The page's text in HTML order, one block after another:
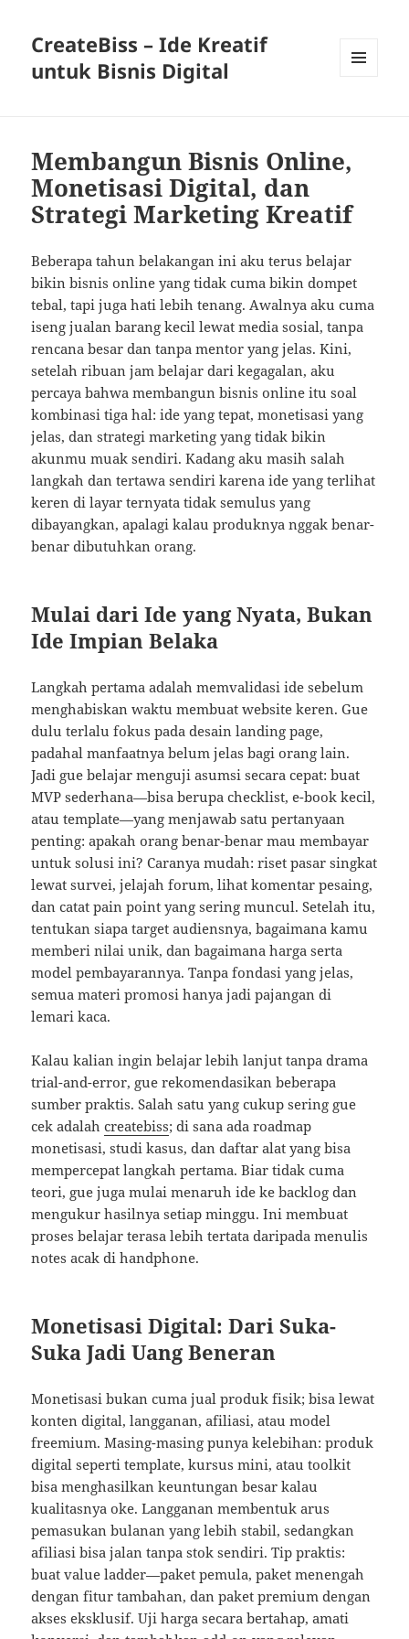
CreateBiss – Ide Kreatif
untuk Bisnis Digital
Membangun Bisnis Online,
Monetisasi Digital, dan
Strategi Marketing Kreatif
Beberapa tahun belakangan ini aku terus belajar
bikin bisnis online yang tidak cuma bikin dompet
tebal, tapi juga hati lebih tenang. Awalnya aku cuma
iseng jualan barang kecil lewat media sosial, tanpa
rencana besar dan tanpa mentor yang jelas. Kini,
setelah ribuan jam belajar dari kegagalan, aku
percaya bahwa membangun bisnis online itu soal
kombinasi tiga hal: ide yang tepat, monetisasi yang
jelas, dan strategi marketing yang tidak bikin
akunmu muak sendiri. Kadang aku masih salah
langkah dan tertawa sendiri karena ide yang terlihat
keren di layar ternyata tidak semulus yang
dibayangkan, apalagi kalau produknya nggak benar-
benar dibutuhkan orang.
Mulai dari Ide yang Nyata, Bukan
Ide Impian Belaka
Langkah pertama adalah memvalidasi ide sebelum
menghabiskan waktu membuat website keren. Gue
dulu terlalu fokus pada desain landing page,
padahal manfaatnya belum jelas bagi orang lain.
Jadi gue belajar menguji asumsi secara cepat: buat
MVP sederhana—bisa berupa checklist, e-book kecil,
atau template—yang menjawab satu pertanyaan
penting: apakah orang benar-benar mau membayar
untuk solusi ini? Caranya mudah: riset pasar singkat
lewat survei, jelajah forum, lihat komentar pesaing,
dan catat pain point yang sering muncul. Setelah itu,
tentukan siapa target audiensnya, bagaimana kamu
memberi nilai unik, dan bagaimana harga serta
model pembayarannya. Tanpa fondasi yang jelas,
semua materi promosi hanya jadi pajangan di
lemari kaca.
Kalau kalian ingin belajar lebih lanjut tanpa drama
trial-and-error, gue rekomendasikan beberapa
sumber praktis. Salah satu yang cukup sering gue
cek adalahcreatebiss; di sana ada roadmap
monetisasi, studi kasus, dan daftar alat yang bisa
mempercepat langkah pertama. Biar tidak cuma
teori, gue juga mulai menaruh ide ke backlog dan
mengukur hasilnya setiap minggu. Ini membuat
proses belajar terasa lebih tertata daripada menulis
notes acak di handphone.
Monetisasi Digital: Dari Suka-
Suka Jadi Uang Beneran
Monetisasi bukan cuma jual produk fisik; bisa lewat
konten digital, langganan, afiliasi, atau model
freemium. Masing-masing punya kelebihan: produk
digital seperti template, kursus mini, atau toolkit
bisa menghasilkan keuntungan besar kalau
kualitasnya oke. Langganan membentuk arus
pemasukan bulanan yang lebih stabil, sedangkan
afiliasi bisa jalan tanpa stok sendiri. Tip praktis:
buat value ladder—paket pemula, paket menengah
dengan fitur tambahan, dan paket premium dengan
akses eksklusif. Uji harga secara bertahap, amati